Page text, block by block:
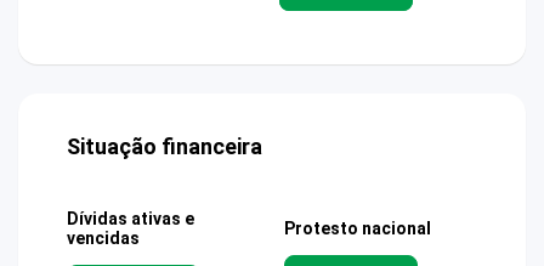
Situação financeira
Dívidas ativas e
vencidas
Protesto nacional